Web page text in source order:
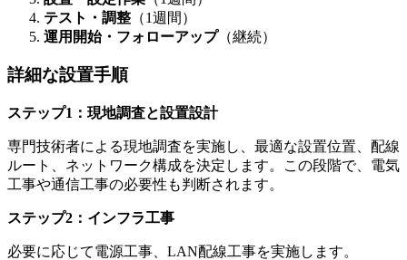
テスト・調整 （1週間）
運用開始・フォローアップ（継続）
詳細な設置手順
ステップ1：現地調査と設置設計
専門技術者による現地調査を実施し、最適な設置位置、配線
ルート、ネットワーク構成を決定します。この段階で、電気
工事や通信工事の必要性も判断されます。
ステップ2：インフラ工事
必要に応じて電源工事、LAN配線工事を実施します。